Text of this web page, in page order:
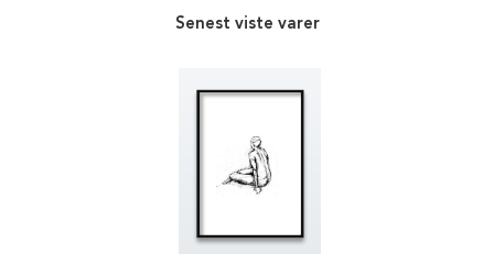
Senest viste varer